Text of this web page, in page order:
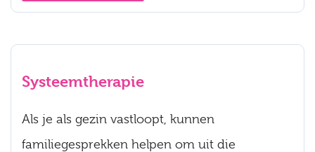
Systeemtherapie
Als je als gezin vastloopt, kunnen
familiegesprekken helpen om uit die